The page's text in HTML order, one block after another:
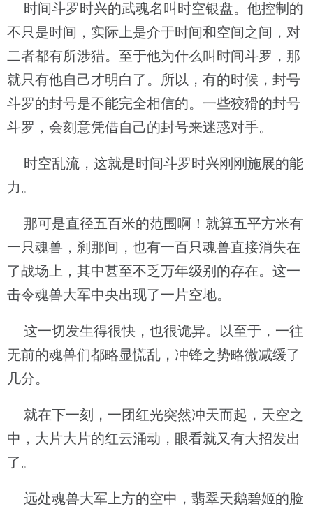
时间斗罗时兴的武魂名叫时空银盘。他控制的
不只是时间，实际上是介于时间和空间之间，对
二者都有所涉猎。至于他为什么叫时间斗罗，那
就只有他自己才明白了。所以，有的时候，封号
斗罗的封号是不能完全相信的。一些狡猾的封号
斗罗，会刻意凭借自己的封号来迷惑对手。
时空乱流，这就是时间斗罗时兴刚刚施展的能
力。
那可是直径五百米的范围啊！就算五平方米有
一只魂兽，刹那间，也有一百只魂兽直接消失在
了战场上，其中甚至不乏万年级别的存在。这一
击令魂兽大军中央出现了一片空地。
这一切发生得很快，也很诡异。以至于，一往
无前的魂兽们都略显慌乱，冲锋之势略微减缓了
几分。
就在下一刻，一团红光突然冲天而起，天空之
中，大片大片的红云涌动，眼看就又有大招发出
了。
远处魂兽大军上方的空中，翡翠天鹅碧姬的脸